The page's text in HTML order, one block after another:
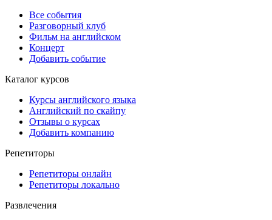
Все события
Разговорный клуб
Фильм на английском
Концерт
Добавить событие
Каталог курсов
Курсы английского языка
Английский по скайпу
Отзывы о курсах
Добавить компанию
Репетиторы
Репетиторы онлайн
Репетиторы локально
Развлечения